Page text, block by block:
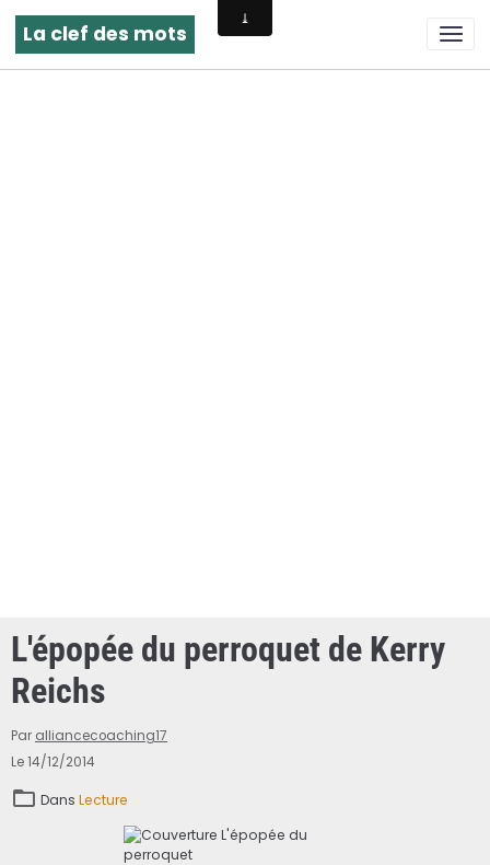
La clef des mots
L'épopée du perroquet de Kerry
Reichs
Par alliancecoaching17
Le 14/12/2014
Dans Lecture